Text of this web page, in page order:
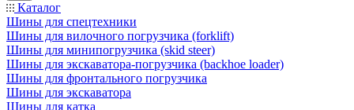
Каталог
Шины для спецтехники
Шины для вилочного погрузчика (forklift)
Шины для минипогрузчика (skid steer)
Шины для экскаватора-погрузчика (backhoe loader)
Шины для фронтального погрузчика
Шины для экскаватора
Шины для катка